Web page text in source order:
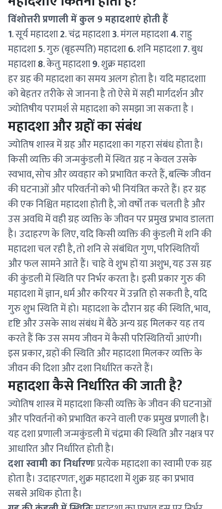
विंशोत्तरी प्रणाली में कुल 9 महादशाएं होती हैं
1. सूर्य महादशा2. चंद्र महादशा3. मंगल महादशा4. राहु
महादशा5. गुरु (बृहस्पति) महादशा6. शनि महादशा7. बुध
महादशा8. केतु महादशा9. शुक्र महादशा
हर ग्रह की महादशा का समय अलग होता है। यदि महादशाा
को बेहतर तरीके से जानना है तो ऐसे में सही मार्गदर्शन और
ज्योतिषीय परामर्श से महादशा को समझा जा सकता है ।
महादशा और ग्रहों का संबंध
ज्योतिष शास्त्र में ग्रह और महादशा का गहरा संबंध होता है।
किसी व्यक्ति की जन्मकुंडली में स्थित ग्रह न केवल उसके
स्वभाव, सोच और व्यवहार को प्रभावित करते हैं, बल्कि जीवन
की घटनाओं और परिवर्तनों को भी नियंत्रित करते हैं। हर ग्रह
की एक निश्चित महादशा होती है, जो वर्षों तक चलती है और
उस अवधि में वही ग्रह व्यक्ति के जीवन पर प्रमुख प्रभाव डालता
है। उदाहरण के लिए, यदि किसी व्यक्ति की कुंडली में शनि की
महादशा चल रही है, तो शनि से संबंधित गुण, परिस्थितियाँ
और फल सामने आते हैं। चाहे वे शुभ हों या अशुभ, यह उस ग्रह
की कुंडली में स्थिति पर निर्भर करता है। इसी प्रकार गुरु की
महादशा में ज्ञान, धर्म और करियर में उन्नति हो सकती है, यदि
गुरु शुभ स्थिति में हो। महादशा के दौरान ग्रह की स्थिति, भाव,
दृष्टि और उसके साथ संबंध में बैठे अन्य ग्रह मिलकर यह तय
करते हैं कि उस समय जीवन में कैसी परिस्थितियाँ आएंगी।
इस प्रकार, ग्रहों की स्थिति और महादशा मिलकर व्यक्ति के
जीवन की दिशा और दशा निर्धारित करते हैं।
महादशा कैसे निर्धारित की जाती है?
ज्योतिष शास्त्र में महादशा किसी व्यक्ति के जीवन की घटनाओं
और परिवर्तनों को प्रभावित करने वाली एक प्रमुख प्रणाली है।
यह दशा प्रणाली जन्मकुंडली में चंद्रमा की स्थिति और नक्षत्र पर
आधारित और निर्धारित होती है।
दशा स्वामी का निर्धारणःप्रत्येक महादशा का स्वामी एक ग्रह
होता है। उदाहरणतः, शुक्र महादशा में शुक्र ग्रह का प्रभाव
सबसे अधिक होता है।